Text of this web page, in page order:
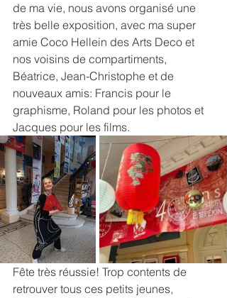
de ma vie, nous avons organisé une
très belle exposition, avec ma super
amie Coco Hellein des Arts Deco et
nos voisins de compartiments,
Béatrice, Jean-Christophe et de
nouveaux amis: Francis pour le
graphisme, Roland pour les photos et
Jacques pour les films.
Fête très réussie! Trop contents de
retrouver tous ces petits jeunes,